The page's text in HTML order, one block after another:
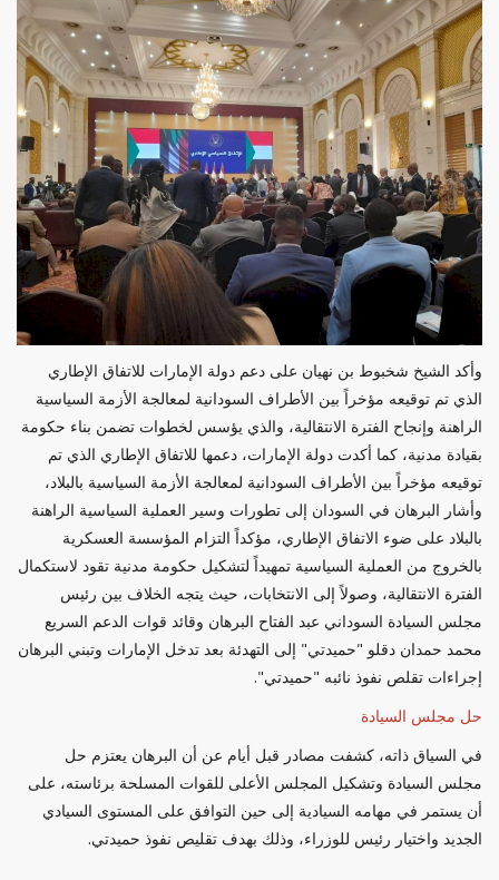
وأكد الشيخ شخبوط بن نهيان على دعم دولة الإمارات للاتفاق الإطاري
الذي تم توقيعه مؤخراً بين الأطراف السودانية لمعالجة الأزمة السياسية
الراهنة وإنجاح الفترة الانتقالية، والذي يؤسس لخطوات تضمن بناء حكومة
بقيادة مدنية، كما أكدت دولة الإمارات، دعمها للاتفاق الإطاري الذي تم
توقيعه مؤخراً بين الأطراف السودانية لمعالجة الأزمة السياسية بالبلاد،
وأشار البرهان في السودان إلى تطورات وسير العملية السياسية الراهنة
بالبلاد على ضوء الاتفاق الإطاري، مؤكداً التزام المؤسسة العسكرية
بالخروج من العملية السياسية تمهيداً لتشكيل حكومة مدنية تقود لاستكمال
الفترة الانتقالية، وصولاً إلى الانتخابات، حيث يتجه الخلاف بين رئيس
مجلس السيادة السوداني عبد الفتاح البرهان وقائد قوات الدعم السريع
محمد حمدان دقلو "حميدتي" إلى التهدئة بعد تدخل الإمارات وتبني البرهان
إجراءات تقلص نفوذ نائبه "حميدتي".
حل مجلس السيادة
في السياق ذاته، كشفت مصادر قبل أيام عن أن البرهان يعتزم حل
مجلس السيادة وتشكيل المجلس الأعلى للقوات المسلحة برئاسته، على
أن يستمر في مهامه السيادية إلى حين التوافق على المستوى السيادي
الجديد واختيار رئيس للوزراء، وذلك بهدف تقليص نفوذ حميدتي.